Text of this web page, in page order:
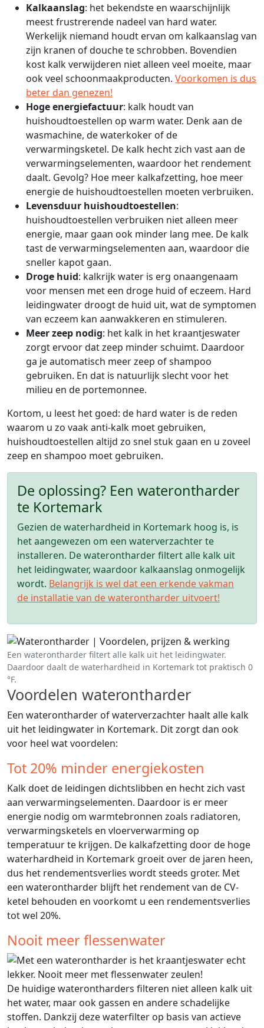
Kalkaanslag: het bekendste en waarschijnlijk
meest frustrerende nadeel van hard water.
Werkelijk niemand houdt ervan om kalkaanslag van
zijn kranen of douche te schrobben. Bovendien
kost kalk verwijderen niet alleen veel moeite, maar
ook veel schoonmaakproducten. Voorkomen is dus
beter dan genezen!
Hoge energiefactuur: kalk houdt van
huishoudtoestellen op warm water. Denk aan de
wasmachine, de waterkoker of de
verwarmingsketel. De kalk hecht zich vast aan de
verwarmingselementen, waardoor het rendement
daalt. Gevolg? Hoe meer kalkafzetting, hoe meer
energie de huishoudtoestellen moeten verbruiken.
Levensduur huishoudtoestellen:
huishoudtoestellen verbruiken niet alleen meer
energie, maar gaan ook minder lang mee. De kalk
tast de verwarmingselementen aan, waardoor die
sneller kapot gaan.
Droge huid: kalkrijk water is erg onaangenaam
voor mensen met een droge huid of eczeem. Hard
leidingwater droogt de huid uit, wat de symptomen
van eczeem kan aanwakkeren en stimuleren.
Meer zeep nodig: het kalk in het kraantjeswater
zorgt ervoor dat zeep minder schuimt. Daardoor
ga je automatisch meer zeep of shampoo
gebruiken. En dat is natuurlijk slecht voor het
milieu en de portemonnee.
Kortom, u leest het goed: de hard water is de reden
waarom u zo vaak anti-kalk moet gebruiken,
huishoudtoestellen altijd zo snel stuk gaan en u zoveel
zeep en shampoo moet gebruiken.
De oplossing? Een waterontharder
te Kortemark
Gezien de waterhardheid in Kortemark hoog is, is
het aangewezen om een waterverzachter te
installeren. De waterontharder filtert alle kalk uit
het leidingwater, waardoor kalkaanslag onmogelijk
wordt. Belangrijk is wel dat een erkende vakman
de installatie van de waterontharder uitvoert!
Een waterontharder filtert alle kalk uit het leidingwater.
Daardoor daalt de waterhardheid in Kortemark tot praktisch 0
°F.
Voordelen waterontharder
Een waterontharder of waterverzachter haalt alle kalk
uit het leidingwater in Kortemark. Dit zorgt dan ook
voor heel wat voordelen:
Tot 20% minder energiekosten
Kalk doet de leidingen dichtslibben en hecht zich vast
aan verwarmingselementen. Daardoor is er meer
energie nodig om warmtebronnen zoals radiatoren,
verwarmingsketels en vloerverwarming op
temperatuur te krijgen. De kalkafzetting door de hoge
waterhardheid in Kortemark groeit over de jaren heen,
dus het rendementsverlies wordt steeds groter. Met
een waterontharder blijft het rendement van de CV-
ketel behouden en voorkomt u een rendementsverlies
tot wel 20%.
Nooit meer flessenwater
De huidige waterontharders filteren niet alleen kalk uit
het water, maar ook gassen en andere schadelijke
stoffen. Dankzij deze waterfilter op basis van actieve